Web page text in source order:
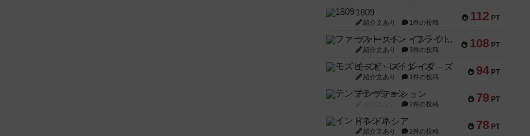
112 PT
1809
紹介文あり 1件の投稿
108 PT
ファースト・イン・フライト
紹介文あり 3件の投稿
94 PT
モズビ－ズ・レイダ－ズ
紹介文あり 1件の投稿
79 PT
テンプテーション
2件の投稿
78 PT
インドネシア
紹介文あり 2件の投稿